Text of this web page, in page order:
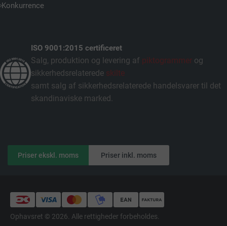
Konkurrence
ISO 9001:2015 certificeret
Salg, produktion og levering af piktogrammer og
sikkerhedsrelaterede skilte
samt salg af sikkerhedsrelaterede handelsvarer til det
skandinaviske marked.
Priser ekskl. moms Priser inkl. moms
Ophavsret © 2026. Alle rettigheder forbeholdes.